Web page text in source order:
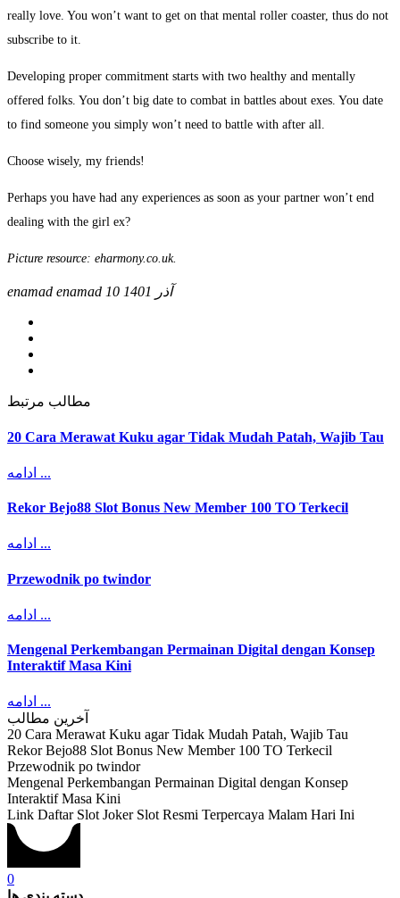
really love. You won’t want to get on that mental roller coaster, thus do not
subscribe to it.
Developing proper commitment starts with two healthy and mentally
offered folks. You don’t big date to combat in battles about exes. You date
to find someone you simply won’t need to battle with after all.
Choose wisely, my friends!
Perhaps you have had any experiences as soon as your partner won’t end
dealing with the girl ex?
Picture resource: eharmony.co.uk.
enamad enamad 10 آذر 1401
مطالب مرتبط
20 Cara Merawat Kuku agar Tidak Mudah Patah, Wajib Tau
ادامه ...
Rekor Bejo88 Slot Bonus New Member 100 TO Terkecil
ادامه ...
Przewodnik po twindor
ادامه ...
Mengenal Perkembangan Permainan Digital dengan Konsep
Interaktif Masa Kini
ادامه ...
آخرین مطالب
20 Cara Merawat Kuku agar Tidak Mudah Patah, Wajib Tau
Rekor Bejo88 Slot Bonus New Member 100 TO Terkecil
Przewodnik po twindor
Mengenal Perkembangan Permainan Digital dengan Konsep
Interaktif Masa Kini
Link Daftar Slot Joker Slot Resmi Terpercaya Malam Hari Ini
0